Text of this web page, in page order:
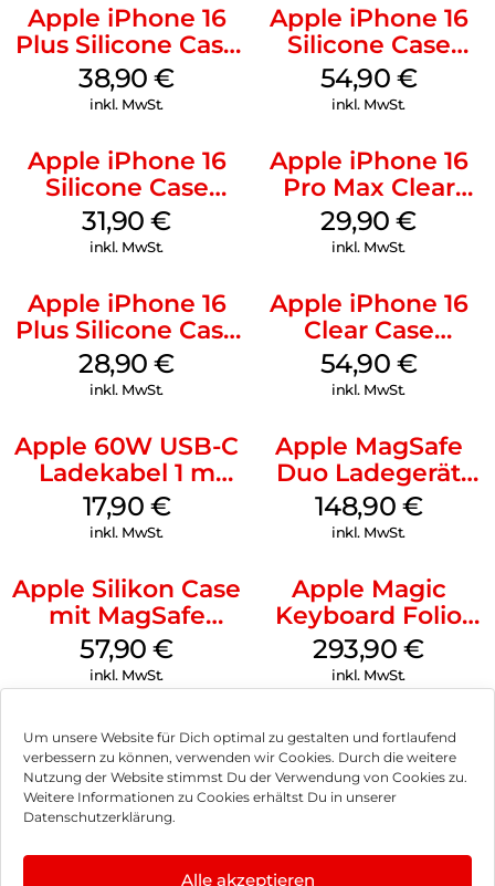
Um unsere Website für Dich optimal zu gestalten und fortlaufend
verbessern zu können, verwenden wir Cookies. Durch die weitere
Nutzung der Website stimmst Du der Verwendung von Cookies zu.
Weitere Informationen zu Cookies erhältst Du in unserer
Datenschutzerklärung.
Alle akzeptieren
Apple iPhone 16
Plus Silicone Case
MagSafe Denim
38,90€
inkl. MwSt.
Apple iPhone 16
Silicone Case
MagSafe Lake
Green
54,90 €
inkl. MwSt.
Apple iPhone 16
Silicone Case
MagSafe Fuchsia
31,90€
inkl. MwSt.
Apple iPhone 16
Pro Max Clear
Case MagSafe
Transparent
29,90€
inkl. MwSt.
Apple iPhone 16
Plus Silicone Case
MagSafe Black
28,90€
inkl. MwSt.
Apple iPhone 16
Clear Case
MagSafe
Transparent
54,90 €
inkl. MwSt.
Apple 60W USB-C
Ladekabel 1 m
Weiß
17,90 €
inkl. MwSt.
Apple MagSafe
Duo Ladegerät
Weiß
148,90 €
inkl. MwSt.
Apple Silikon Case
mit MagSafe
iPhone 14 Pro
(PRODUCT)RED
57,90€
inkl. MwSt.
Apple Magic
Keyboard Folio
iPad 10.9″ (10.Gen.)
Weiß
293,90€
inkl. MwSt.
Impressum